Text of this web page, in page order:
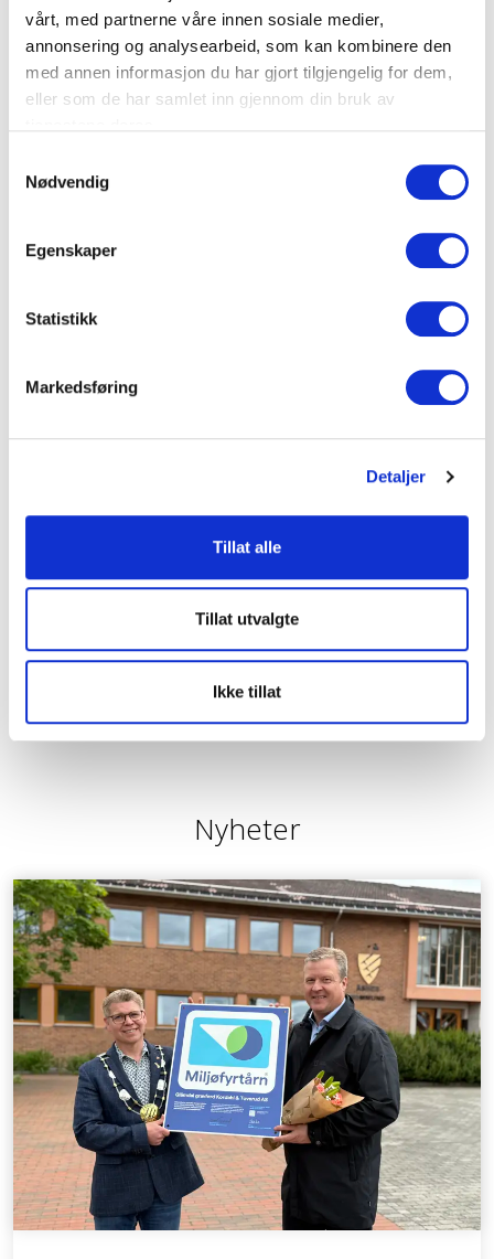
vårt, med partnerne våre innen sosiale medier,
annonsering og analysearbeid, som kan kombinere den
med annen informasjon du har gjort tilgjengelig for dem,
eller som de har samlet inn gjennom din bruk av
Nødvendig
Egenskaper
Statistikk
Markedsføring
Detaljer
Tillat alle
Tillat utvalgte
Ikke tillat
Gina-Karethe Brennholt Lindboe
Tel:405 79 253
Gravferdskonsulent
Odd Toverud
post@begravelsen.no
Nyheter